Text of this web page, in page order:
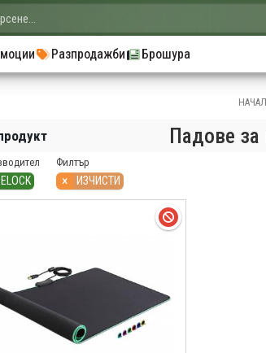
Разпродажби Брошура
Падове
Филтър
× ИЗЧИСТИ